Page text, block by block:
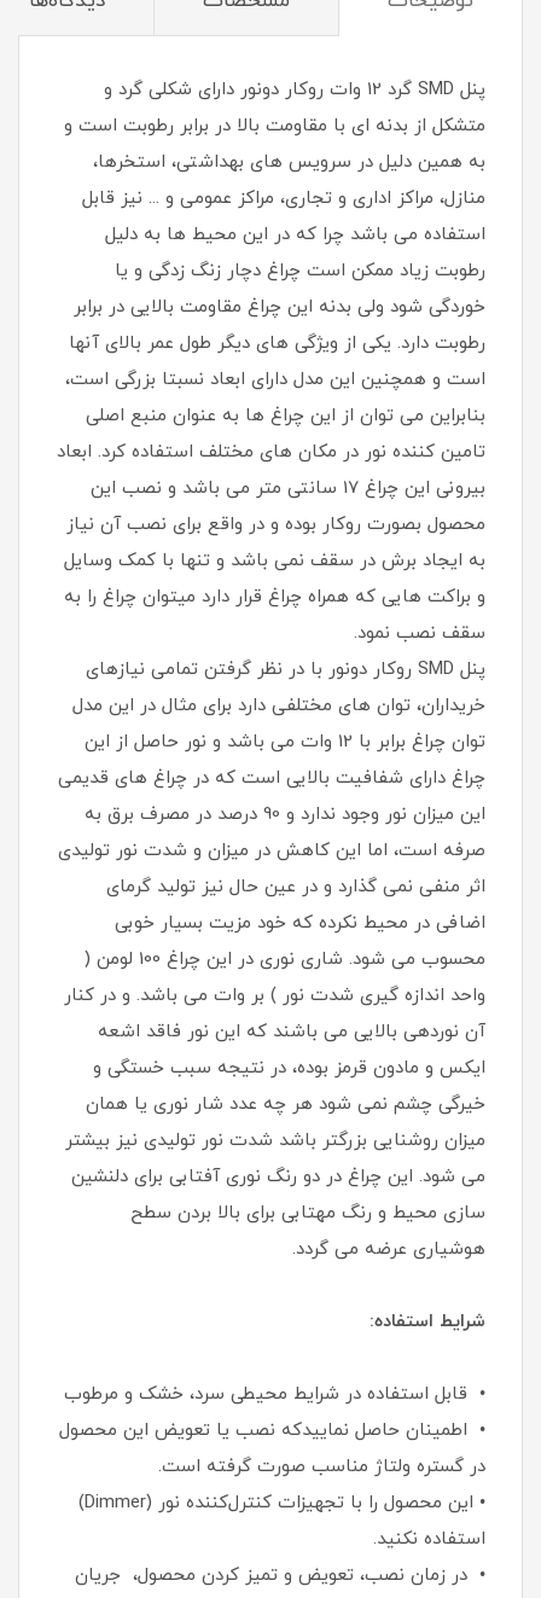
پنل SMD گرد 12 وات روکار دونور دارای شکلی گرد و
متشکل از بدنه ای با مقاومت بالا در برابر رطوبت است و
به همین دلیل در سرویس های بهداشتی، استخرها،
منازل، مراکز اداری و تجاری، مراکز عمومی و ... نیز قابل
استفاده می باشد چرا که در این محیط ها به دلیل
رطوبت زیاد ممکن است چراغ دچار زنگ زدگی و یا
خوردگی شود ولی بدنه این چراغ مقاومت بالایی در برابر
رطوبت دارد. یکی از ویژگی های دیگر طول عمر بالای آنها
است و همچنین این مدل دارای ابعاد نسبتا بزرگی است،
بنابراین می توان از این چراغ ها به عنوان منبع اصلی
تامین کننده نور در مکان های مختلف استفاده کرد. ابعاد
بیرونی این چراغ 17 سانتی متر می باشد و نصب این
محصول بصورت روکار بوده و در واقع برای نصب آن نیاز
به ایجاد برش در سقف نمی باشد و تنها با کمک وسایل
و براکت هایی که همراه چراغ قرار دارد میتوان چراغ را به
سقف نصب نمود.
پنل SMD روکار دونور با در نظر گرفتن تمامی نیازهای
خریداران، توان های مختلفی دارد برای مثال در این مدل
توان چراغ برابر با 12 وات می باشد و نور حاصل از این
چراغ دارای شفافیت بالایی است که در چراغ های قدیمی
این میزان نور وجود ندارد و 90 درصد در مصرف برق به
صرفه است، اما این کاهش در میزان و شدت نور تولیدی
اثر منفی نمی گذارد و در عین حال نیز تولید گرمای
اضافی در محیط نکرده که خود مزیت بسیار خوبی
محسوب می شود. شاری نوری در این چراغ 100 لومن (
واحد اندازه گیری شدت نور ) بر وات می باشد. و در کنار
آن نوردهی بالایی می باشند که این نور فاقد اشعه
ایکس و مادون قرمز بوده، در نتیجه سبب خستگی و
خیرگی چشم نمی شود هر چه عدد شار نوری یا همان
میزان روشنایی بزرگتر باشد شدت نور تولیدی نیز بیشتر
می شود. این چراغ در دو رنگ نوری آفتابی برای دلنشین
سازی محیط و رنگ مهتابی برای بالا بردن سطح
هوشیاری عرضه می گردد.
شرایط استفاده:
• قابل استفاده در شرایط محیطی سرد، خشک و مرطوب
• اطمینان حاصل نماییدکه نصب یا تعویض این محصول
در گستره ولتاژ مناسب صورت گرفته است.
• این محصول را با تجهیزات کنترل‌کننده نور (Dimmer)
استفاده نکنید.
• در زمان نصب، تعویض و تمیز کردن محصول، جریان